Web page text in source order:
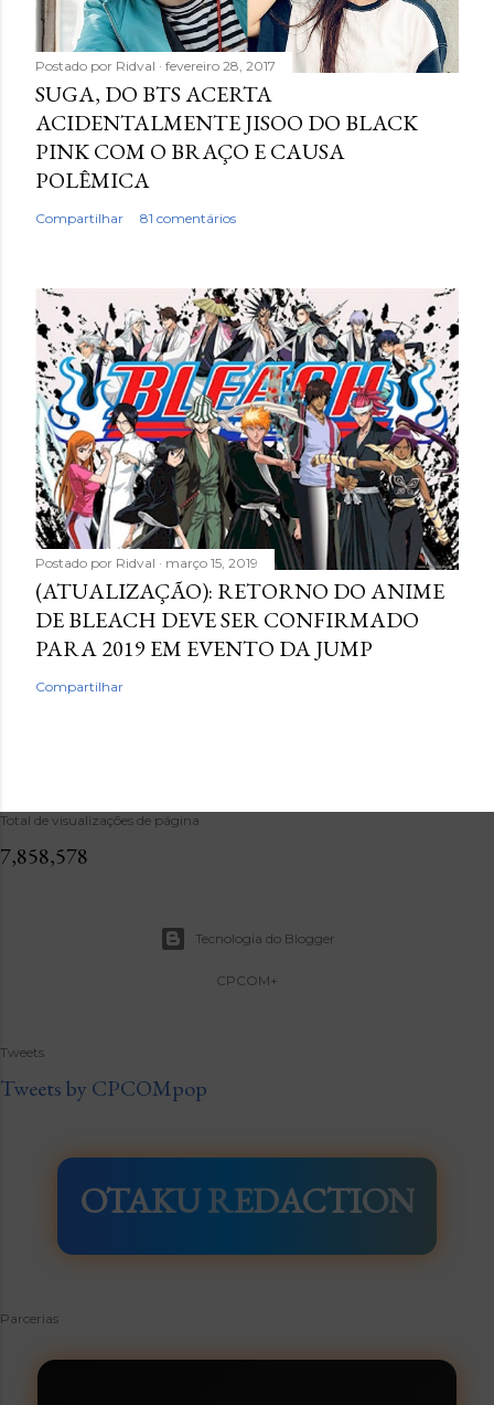
Postado por Ridval fevereiro 28, 2017
SUGA, DO BTS ACERTA
ACIDENTALMENTE JISOO DO BLACK
PINK COM O BRAÇO E CAUSA
POLÊMICA
Compartilhar 81 comentários
Postado por Ridval março 15, 2019
(ATUALIZAÇÃO): RETORNO DO ANIME
DE BLEACH DEVE SER CONFIRMADO
PARA 2019 EM EVENTO DA JUMP
Compartilhar
Total de visualizações de página
7,858,578
Tecnologia do Blogger
CPCOM+
Tweets
Tweets by CPCOMpop
OTAKU REDACTION
Parcerias